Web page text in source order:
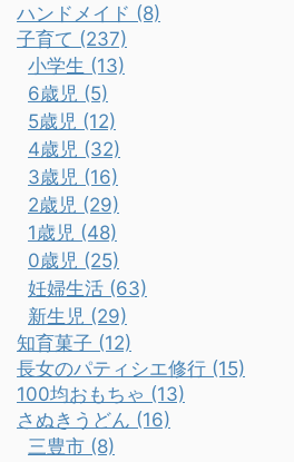
ハンドメイド (8)
子育て (237)
小学生 (13)
6歳児 (5)
5歳児 (12)
4歳児 (32)
3歳児 (16)
2歳児 (29)
1歳児 (48)
0歳児 (25)
妊婦生活 (63)
新生児 (29)
知育菓子 (12)
長女のパティシエ修行 (15)
100均おもちゃ (13)
さぬきうどん (16)
三豊市 (8)